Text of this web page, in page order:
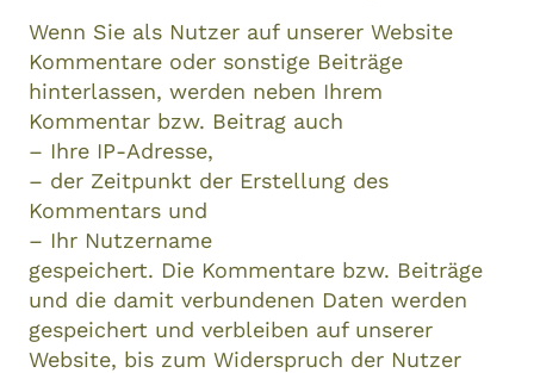
Wenn Sie als Nutzer auf unserer Website
Kommentare oder sonstige Beiträge
hinterlassen, werden neben Ihrem
Kommentar bzw. Beitrag auch
– Ihre IP-Adresse,
– der Zeitpunkt der Erstellung des
Kommentars und
– Ihr Nutzername
gespeichert. Die Kommentare bzw. Beiträge
und die damit verbundenen Daten werden
gespeichert und verbleiben auf unserer
Website, bis zum Widerspruch der Nutzer